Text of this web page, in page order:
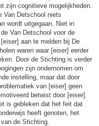
zijn cognitieve mogelijkheden.
Van Detschool niets
wordt uitgegaan. Niet in
Van Detschool voor de
aan te melden bij De
waren waar [eiser] eerder
Door de Stichting is verder
zijn ondernomen om
instelling, maar dat door
van [eiser] geen
betwist door [eiser].
is gebleken dat het feit dat
heeft genoten, het
de Stichting.